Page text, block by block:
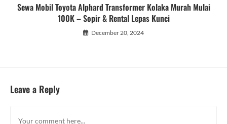
Sewa Mobil Toyota Alphard Transformer Kolaka Murah Mulai
100K – Sopir & Rental Lepas Kunci
December 20, 2024
Leave a Reply